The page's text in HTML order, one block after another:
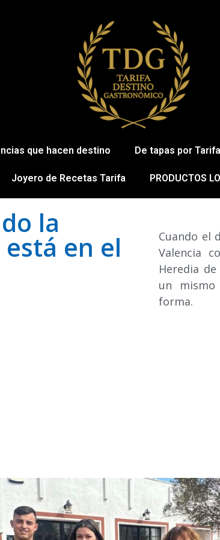
que hacen destino De tapas por Tarifa
Joyero de Recetas Tarifa PRODUCTOS
la
en el
Cuando el
Valencia
Heredia
un
forma.